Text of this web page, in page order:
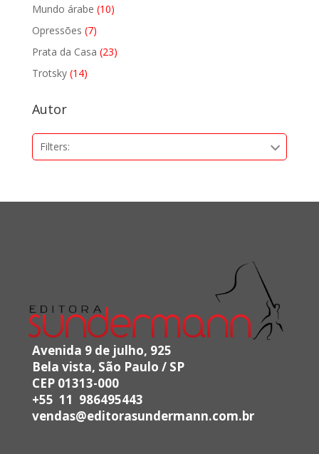
Mundo árabe 1010
Opressões 77
produtos
Prata da Casa 2323
Trotsky 1414
Autor
Filters:
Avenida 9 de julho, 925
Bela vista, São Paulo / SP
CEP 01313-000
+55 11 986495443
vendas@editorasundermann.com.br